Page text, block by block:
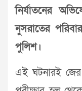
নির্যাতনের
নুসরাতের
পুলিশ।
এই ঘটনারই জের